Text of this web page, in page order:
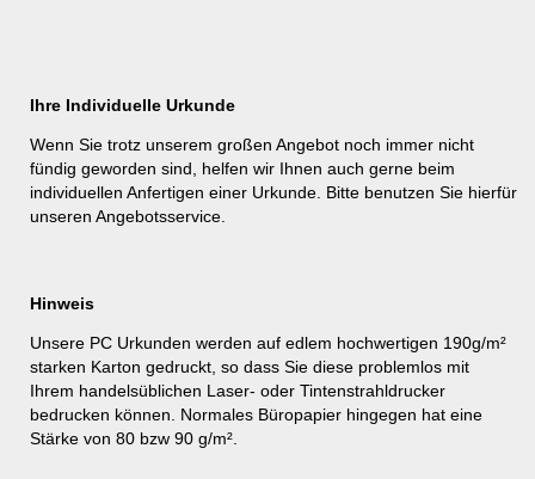
Ihre Individuelle Urkunde
Wenn Sie trotz unserem großen Angebot noch immer nicht
fündig geworden sind, helfen wir Ihnen auch gerne beim
individuellen Anfertigen einer Urkunde. Bitte benutzen Sie hierfür
unseren Angebotsservice
Hinweis
Unsere PC Urkunden werden auf edlem hochwertigen 190g/m²
starken Karton gedruckt, so dass Sie diese problemlos mit
Ihrem handelsüblichen Laser- oder Tintenstrahldrucker
bedrucken können. Normales Büropapier hingegen hat eine
Stärke von 80 bzw 90 g/m².